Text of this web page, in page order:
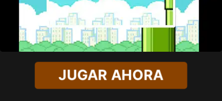
JUGAR AHORA